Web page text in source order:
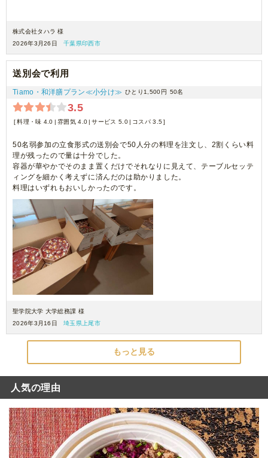
株式会社タハラ 様
2026年3月26日
千葉県印西市
送別会で利用
Tiamo・和洋膳プラン≪小分け≫ ひとり1,500円 50名
3.5
料理・味 4.0 雰囲気 4.0 サービス 5.0 コスパ 3.5
50名弱参加の立食形式の送別会で50人分の料理を注文し、2割くらい料
理が残ったので量は十分でした。
容器が華やかでそのまま置くだけでそれなりに見えて、テーブルセッテ
ィングを細かく考えずに済んだのは助かりました。
料理はいずれもおいしかったのです。
聖学院大学 大学総務課 様
2026年3月16日
埼玉県上尾市
もっと見る
人気の理由